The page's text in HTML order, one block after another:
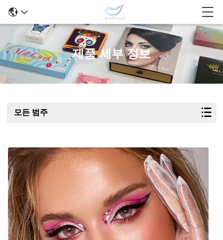
제품 세부 정보
모든 범주